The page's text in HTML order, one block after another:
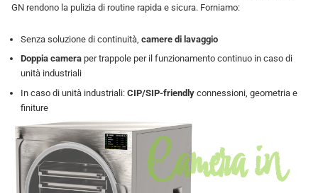
Camera in
GN rendono la pulizia di routine rapida e sicura. Forniamo:
Senza soluzione di continuità, camere di lavaggio
Doppia camera per trappole per il funzionamento continuo in caso di
unità industriali
In caso di unità industriali:CIP/SIP-friendly connessioni, geometria e
finiture